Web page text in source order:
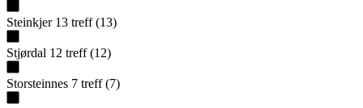
Steinkjer 13 treff (13)
Stjørdal 12 treff (12)
Storsteinnes 7 treff (7)